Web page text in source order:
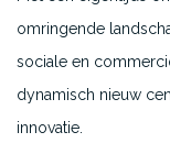
omringende
sociale en
dynamisch nieuw
innovatie.